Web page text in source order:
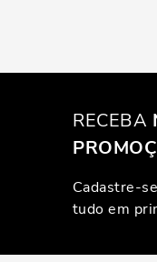
RECEBA
Cadastre-
tudo em